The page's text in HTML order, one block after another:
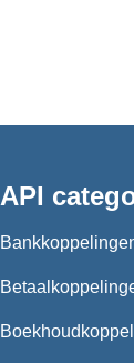
API